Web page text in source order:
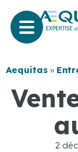
Aequitas »
2